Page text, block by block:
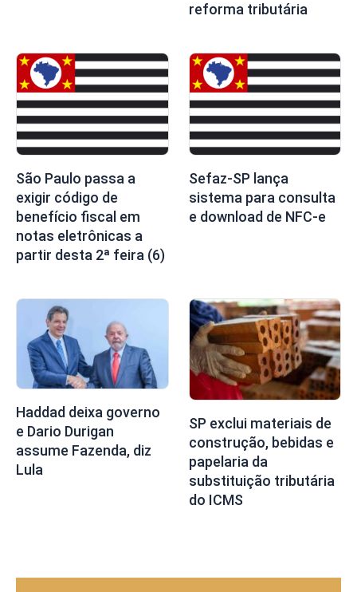
reforma tributária
São Paulo passa a
exigir código de
benefício fiscal em
notas eletrônicas a
partir desta 2ª feira (6)
Sefaz-SP lança
sistema para consulta
e download de NFC-e
Haddad deixa governo
e Dario Durigan
assume Fazenda, diz
Lula
SP exclui materiais de
construção, bebidas e
papelaria da
substituição tributária
do ICMS